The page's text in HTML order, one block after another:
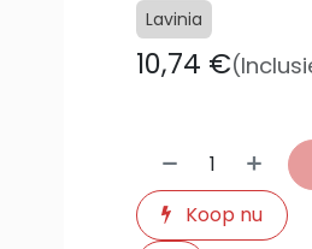
Lavinia
10,74 €
Koop nu